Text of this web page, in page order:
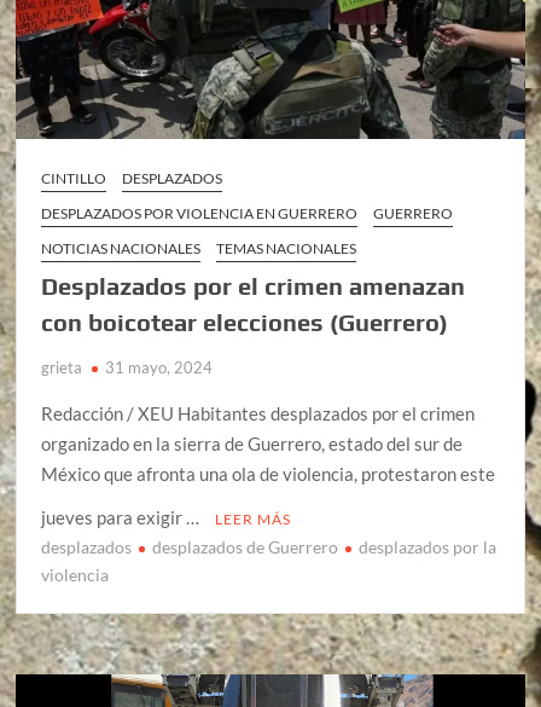
CINTILLO
DESPLAZADOS
DESPLAZADOS POR VIOLENCIA EN GUERRERO
GUERRERO
NOTICIAS NACIONALES
TEMAS NACIONALES
Desplazados por el crimen amenazan
con boicotear elecciones (Guerrero)
grieta 31 mayo, 2024
Redacción / XEU Habitantes desplazados por el crimen
organizado en la sierra de Guerrero, estado del sur de
México que afronta una ola de violencia, protestaron este
jueves para exigir …
LEER MÁS
desplazados desplazados de Guerrero
desplazados por la
violencia